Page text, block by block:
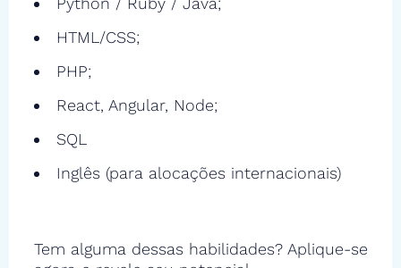
HTML/CSS;
PHP;
React, Angular, Node;
SQL
Inglês (para alocações internacionais)
Tem alguma dessas habilidades? Aplique-se